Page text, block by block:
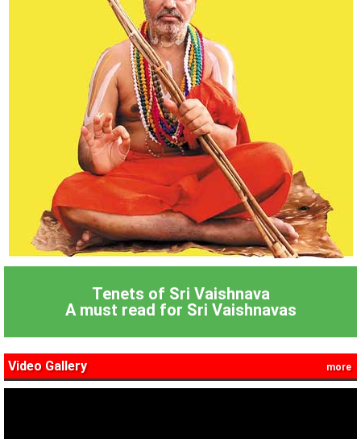
Tenets of Sri Vaishnava
A must read for Sri Vaishnavas
Video Gallery more